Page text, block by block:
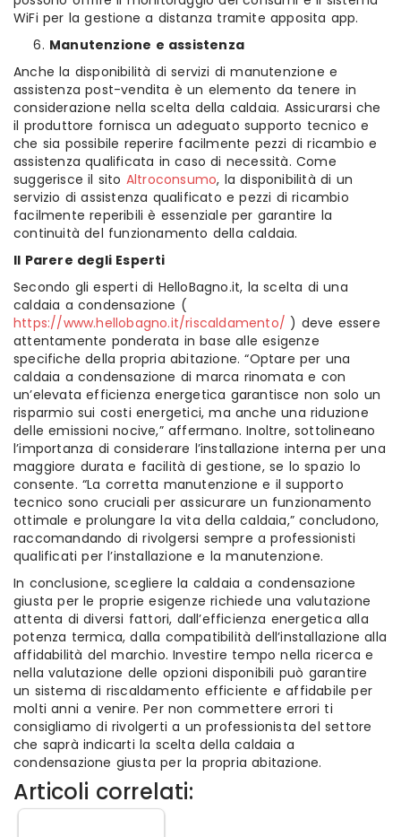
WiFi per la gestione a distanza tramite apposita app.
Manutenzione e assistenza
Anche la disponibilità di servizi di manutenzione e
assistenza post-vendita è un elemento da tenere in
considerazione nella scelta della caldaia. Assicurarsi che
il produttore fornisca un adeguato supporto tecnico e
che sia possibile reperire facilmente pezzi di ricambio e
assistenza qualificata in caso di necessità. Come
suggerisce il sito Altroconsumo, la disponibilità di un
servizio di assistenza qualificato e pezzi di ricambio
facilmente reperibili è essenziale per garantire la
continuità del funzionamento della caldaia.
Il Parere degli Esperti
Secondo gli esperti di HelloBagno.it, la scelta di una
caldaia a condensazione (
https://www.hellobagno.it/riscaldamento/ ) deve essere
attentamente ponderata in base alle esigenze
specifiche della propria abitazione. “Optare per una
caldaia a condensazione di marca rinomata e con
un’elevata efficienza energetica garantisce non solo un
risparmio sui costi energetici, ma anche una riduzione
delle emissioni nocive,” affermano. Inoltre, sottolineano
l’importanza di considerare l’installazione interna per una
maggiore durata e facilità di gestione, se lo spazio lo
consente. “La corretta manutenzione e il supporto
tecnico sono cruciali per assicurare un funzionamento
ottimale e prolungare la vita della caldaia,” concludono,
raccomandando di rivolgersi sempre a professionisti
qualificati per l’installazione e la manutenzione.
In conclusione, scegliere la caldaia a condensazione
giusta per le proprie esigenze richiede una valutazione
attenta di diversi fattori, dall’efficienza energetica alla
potenza termica, dalla compatibilità dell’installazione alla
affidabilità del marchio. Investire tempo nella ricerca e
nella valutazione delle opzioni disponibili può garantire
un sistema di riscaldamento efficiente e affidabile per
molti anni a venire. Per non commettere errori ti
consigliamo di rivolgerti a un professionista del settore
che saprà indicarti la scelta della caldaia a
condensazione giusta per la propria abitazione.
Articoli correlati: